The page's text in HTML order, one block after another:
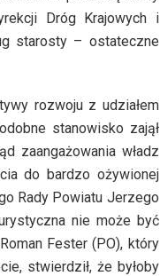
Dróg Krajowych i
starosty – ostateczne
rozwoju z udziałem
stanowisko zajął
zaangażowania władz
do bardzo ożywionej
Rady Powiatu Jerzego
nie może być
Fester (PO), który
stwierdził, że byłoby